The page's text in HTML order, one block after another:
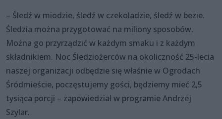
– Śledź w miodzie, śledź w czekoladzie, śledź w bezie.
Śledzia można przygotować na miliony sposobów.
Można go przyrządzić w każdym smaku i z każdym
składnikiem. Noc Śledziożerców na okoliczność 25-lecia
naszej organizacji odbędzie się właśnie w Ogrodach
Śródmieście, poczęstujemy gości, będziemy mieć 2,5
tysiąca porcji – zapowiedział w programie Andrzej
Szylar.